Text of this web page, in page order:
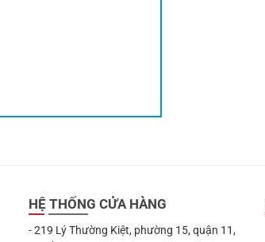
HỆ THỐNG CỬA HÀNG
- 219 Lý Thường Kiệt, phường 15, quận 11,